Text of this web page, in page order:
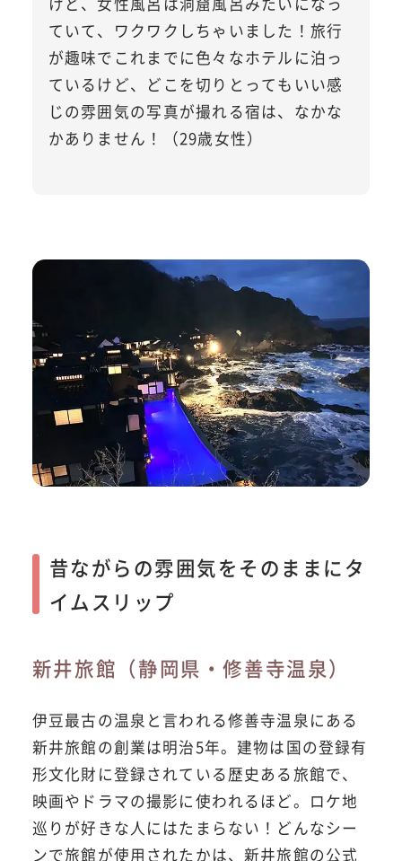
ていて、ワクワクしちゃいました！旅行
が趣味でこれまでに色々なホテルに泊っ
ているけど、どこを切りとってもいい感
じの雰囲気の写真が撮れる宿は、なかな
かありません！（29歳女性）
昔ながらの雰囲気をそのままにタ
イムスリップ
新井旅館（静岡県・修善寺温泉）
伊豆最古の温泉と言われる修善寺温泉にある
新井旅館の創業は明治5年。建物は国の登録有
形文化財に登録されている歴史ある旅館で、
映画やドラマの撮影に使われるほど。ロケ地
巡りが好きな人にはたまらない！どんなシー
ンで旅館が使用されたかは、新井旅館の公式